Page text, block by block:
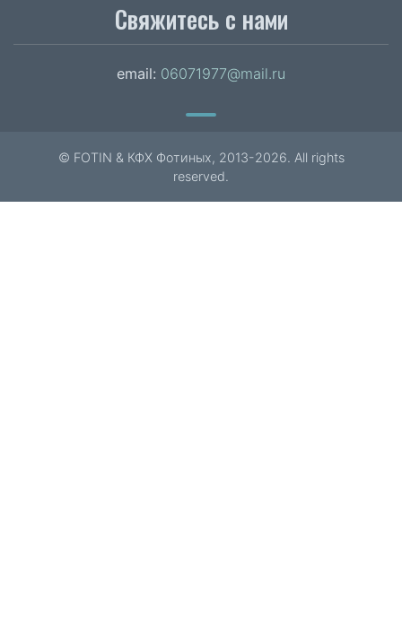
Свяжитесь с нами
email: 06071977@mail.ru
© FOTIN & КФХ Фотиных, 2013-2026. All rights
reserved.